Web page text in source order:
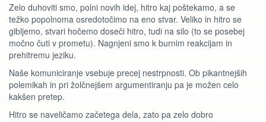
Zelo duhoviti smo, polni novih idej, hitro kaj poštekamo, a se
težko popolnoma osredotočimo na eno stvar. Veliko in hitro se
gibljemo, stvari hočemo doseči hitro, tudi na silo (to se posebej
močno čuti v prometu). Nagnjeni smo k burnim reakcijam in
prehitremu jeziku.
Naše komuniciranje vsebuje precej nestrpnosti. Ob pikantnejših
polemikah in pri žolčnejšem argumentiranju pa je možen celo
kakšen pretep.
Hitro se naveličamo začetega dela, zato pa zelo dobro